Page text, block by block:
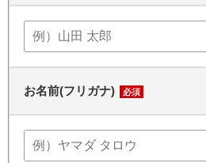
お名前(フリガナ) 必須